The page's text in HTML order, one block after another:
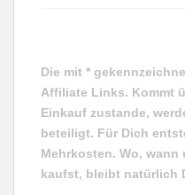
Die mit *
Affiliate Links. Kommt
Einkauf zustande,
beteiligt. Für Dich
Mehrkosten. Wo,
kaufst, bleibt natürlich